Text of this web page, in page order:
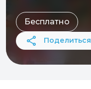
Бесплатно
Поделиться